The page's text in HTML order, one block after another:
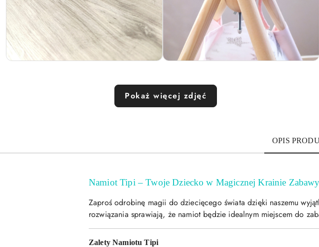
Pokaż więcej zdjęć
OPIS
Namiot Tipi – Twoje Dziecko w Magicznej Krainie
Zaproś odrobinę magii do dziecięcego świata dzięki naszemu
rozwiązania sprawiają, że namiot będzie idealnym miejscem do
Zalety Namiotu Tipi